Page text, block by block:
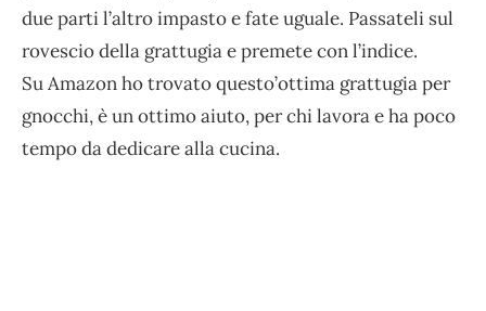
due parti l’altro impasto e fate uguale. Passateli sul
rovescio della grattugia e premete con l’indice.
Su Amazon ho trovato questo’ottima grattugia per
gnocchi, è un ottimo aiuto, per chi lavora e ha poco
tempo da dedicare alla cucina.